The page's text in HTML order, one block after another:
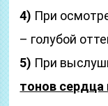
4) При
– голубой
5) При
тонов